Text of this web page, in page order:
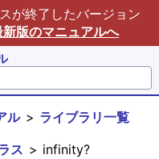
が終了したバージョン
新版のマニュアルへ
ル
ライブラリ一覧
ス
infinity?